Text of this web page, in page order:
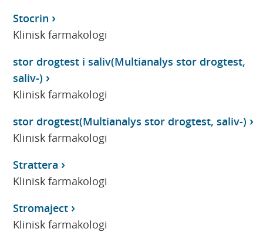
Stocrin
Klinisk farmakologi
stor drogtest i saliv(Multianalys stor drogtest,
saliv-)
Klinisk farmakologi
stor drogtest(Multianalys stor drogtest, saliv-)
Klinisk farmakologi
Strattera
Klinisk farmakologi
Stromaject
Klinisk farmakologi